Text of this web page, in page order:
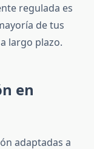
regulada es
de tus
largo plazo.
en
adaptadas a